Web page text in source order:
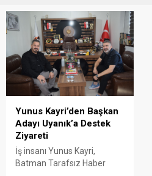
Yunus Kayri’den Başkan
Adayı Uyanık’a Destek
Ziyareti
İş insanı Yunus Kayri,
Batman Tarafsız Haber